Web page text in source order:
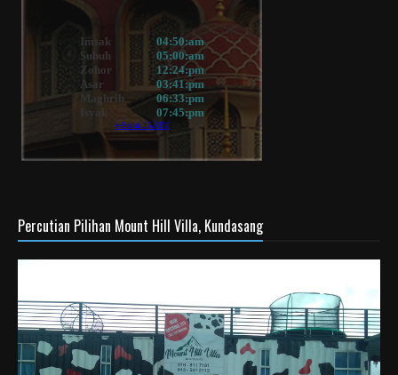
Percutian Pilihan Mount Hill Villa, Kundasang